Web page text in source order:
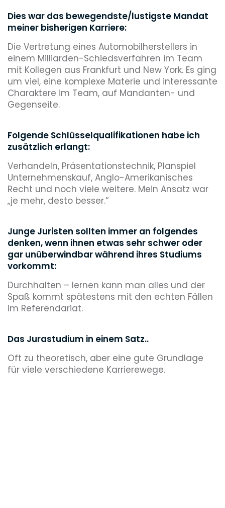
Dies war das bewegendste/lustigste Mandat
meiner bisherigen Karriere:
Die Vertretung eines Automobilherstellers in
einem Milliarden-Schiedsverfahren im Team
mit Kollegen aus Frankfurt und New York. Es ging
um viel, eine komplexe Materie und interessante
Charaktere im Team, auf Mandanten- und
Gegenseite.
Folgende Schlüsselqualifikationen habe ich
zusätzlich erlangt:
Verhandeln, Präsentationstechnik, Planspiel
Unternehmenskauf, Anglo-Amerikanisches
Recht und noch viele weitere. Mein Ansatz war
„je mehr, desto besser.“
Junge Juristen sollten immer an folgendes
denken, wenn ihnen etwas sehr schwer oder
gar unüberwindbar während ihres Studiums
vorkommt:
Durchhalten – lernen kann man alles und der
Spaß kommt spätestens mit den echten Fällen
im Referendariat.
Das Jurastudium in einem Satz..
Oft zu theoretisch, aber eine gute Grundlage
für viele verschiedene Karrierewege.